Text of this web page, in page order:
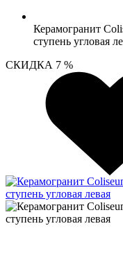
Керамогранит
ступень угловая
СКИДКА 7 %